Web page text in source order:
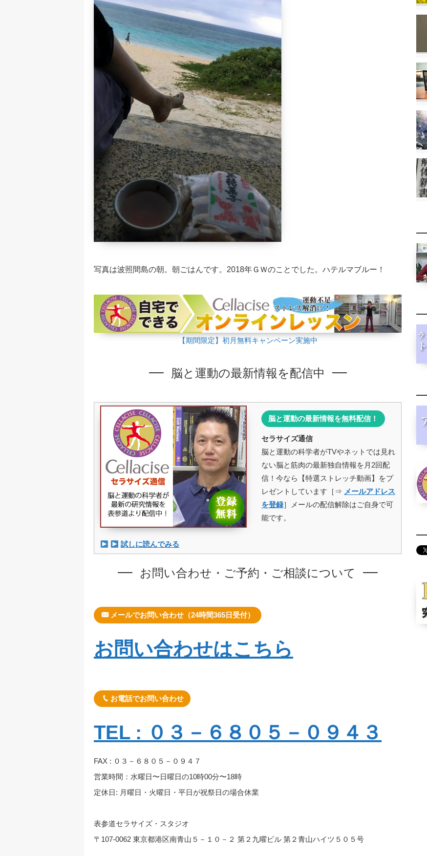
写真は波照間島の朝。朝ごはんです。2018年ＧＷのことでした。ハテルマブルー！
【期間限定】初月無料キャンペーン実施中
脳と運動の最新情報を配信中
脳と運動の最新情報を無料配信！
セラサイズ通信
脳と運動の科学者がTVやネットでは見れ
ない脳と筋肉の最新独自情報を月2回配
信！今なら【特選ストレッチ動画】をプ
レゼントしています［⇒ メールアドレス
を登録］メールの配信解除はご自身で可
能です。
試しに読んでみる
お問い合わせ・ご予約・ご相談について
メールでお問い合わせ（24時間365日受付）
お問い合わせはこちら
お電話でお問い合わせ
TEL : ０３－６８０５－０９４３
FAX : ０３－６８０５－０９４７
営業時間：水曜日〜日曜日の10時00分〜18時
定休日: 月曜日・火曜日・平日が祝祭日の場合休業
表参道セラサイズ・スタジオ
〒107-0062 東京都港区南青山５－１０－２ 第２九曜ビル 第２青山ハイツ５０５号